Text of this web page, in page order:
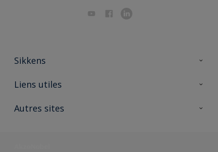
Sikkens
A propos de Sikkens
Liens utiles
Ouvrir un magasin PASS
Autres sites